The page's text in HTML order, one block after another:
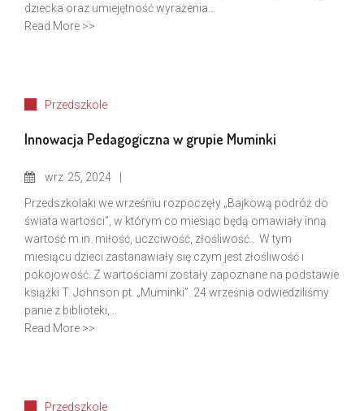
dziecka oraz umiejętność wyrażenia...
Read More >>
Przedszkole
Innowacja Pedagogiczna w grupie Muminki
wrz 25, 2024
Przedszkolaki we wrześniu rozpoczęły „Bajkową podróż do
świata wartości”, w którym co miesiąc będą omawiały inną
wartość m.in. miłość, uczciwość, złośliwość… W tym
miesiącu dzieci zastanawiały się czym jest złośliwość i
pokojowość. Z wartościami zostały zapoznane na podstawie
książki T. Johnson pt. „Muminki”. 24 września odwiedziliśmy
panie z biblioteki,...
Read More >>
Przedszkole